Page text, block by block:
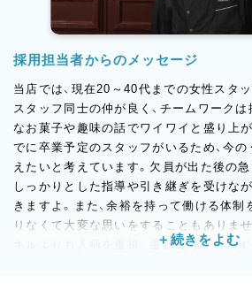
採用担当者からのメッセージ
当店では、現在20～40代までの女性スタ
スタッフ同士の仲が良く、チームワークは
なお菓子や趣味の話でワイワイと盛り上
でに卒業予定のスタッフがいるため、今
えたいと考えています。欠員が出た後の急
しっかりとした指導や引き継ぎを受けな
きますよ。また、余裕を持って働ける体制
りなくて大変な思いをすることもありま
キルよりも人柄を重視。書類選考を行わず